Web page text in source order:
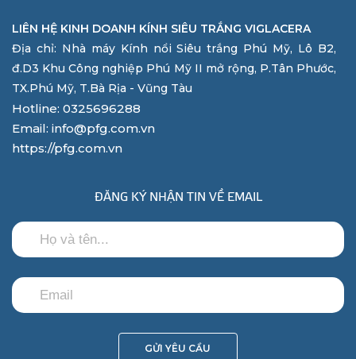
LIÊN HỆ KINH DOANH KÍNH SIÊU TRẮNG VIGLACERA
Địa chỉ: Nhà máy Kính nổi Siêu trắng Phú Mỹ, Lô B2,
đ.D3 Khu Công nghiệp Phú Mỹ II mở rộng, P.Tân Phước,
TX.Phú Mỹ, T.Bà Rịa - Vũng Tàu
Hotline: 0325696288
Email: info@pfg.com.vn
https://pfg.com.vn
ĐĂNG KÝ NHẬN TIN VỀ EMAIL
GỬI YÊU CẦU